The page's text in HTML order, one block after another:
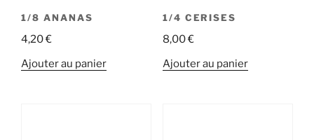
1/8 ANANAS
4,20€
Ajouter au panier
1/4 CERISES
8,00€
Ajouter au panier